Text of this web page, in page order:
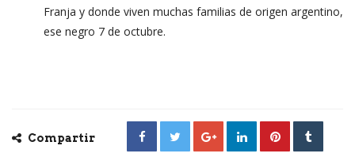
Franja y donde viven muchas familias de origen argentino,
ese negro 7 de octubre.
Compartir